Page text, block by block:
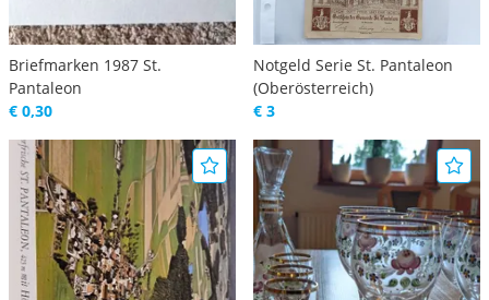
Briefmarken 1987 St.
Pantaleon
€ 0,30
Notgeld Serie St. Pantaleon
(Oberösterreich)
€ 3